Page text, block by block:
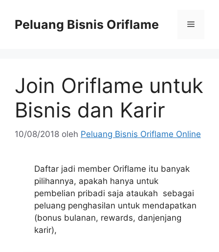
Peluang Bisnis Oriflame
Join Oriflame untuk
Bisnis dan Karir
10/08/2018 oleh Peluang Bisnis Oriflame Online
Daftar jadi member Oriflame itu banyak
pilihannya, apakah hanya untuk
pembelian pribadi saja ataukah sebagai
peluang penghasilan untuk mendapatkan
(bonus bulanan, rewards, danjenjang
karir),